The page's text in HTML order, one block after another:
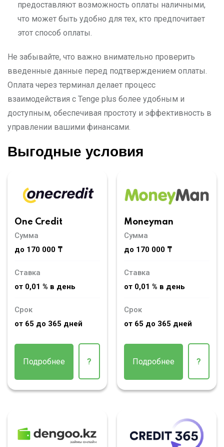
предоставляют возможность оплаты наличными,
что может быть удобно для тех, кто предпочитает
этот способ оплаты.
Не забывайте, что важно внимательно проверить
введенные данные перед подтверждением оплаты.
Оплата через терминал делает процесс
взаимодействия с Tenge plus более удобным и
доступным, обеспечивая простоту и эффективность в
управлении вашими финансами.
Выгодные условия
One Credit
Сумма
до 170 000 ₸
Ставка
от 0,01 % в день
Срок
от 65 до 365 дней
Подробнее ?
Moneyman
Сумма
до 170 000 ₸
Ставка
от 0,01 % в день
Срок
от 65 до 365 дней
Подробнее ?